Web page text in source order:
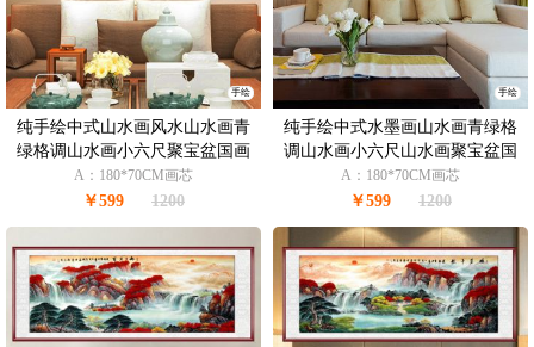
手绘
纯手绘中式山水画风水山水画青
绿格调山水画小六尺聚宝盆国画
支持个性提词
A：180*70CM画芯
￥599 1200
手绘
纯手绘中式水墨画山水画青绿格
调山水画小六尺山水画聚宝盆国
画支持个性提词
A：180*70CM画芯
￥599 1200